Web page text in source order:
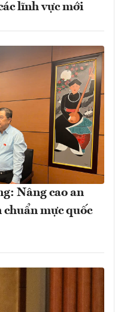
lĩnh vực mới
Nâng cao an
chuẩn mực quốc